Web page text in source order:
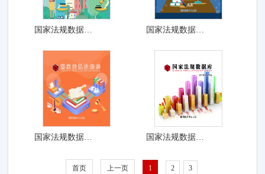
国家法规数据库202...
国家法规数据库201...
首页 上一页 1 2 3